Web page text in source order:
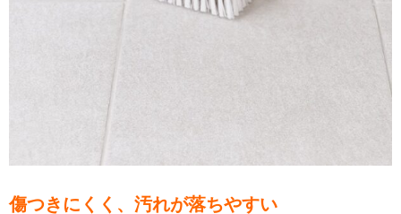
傷つきにくく、汚れが落ちやすい